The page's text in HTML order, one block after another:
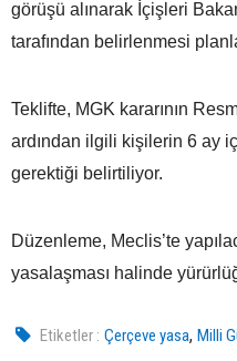
görüşü alınarak İçişleri
tarafından belirlenmesi
Teklifte, MGK kararının
ardından ilgili kişilerin 6 ay
gerektiği belirtiliyor.
Düzenleme, Meclis’te
yasalaşması halinde
Etiketler : Çerçeve yasa,Milli